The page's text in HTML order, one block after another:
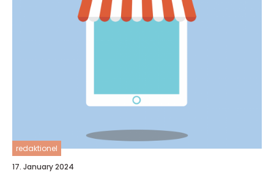
redaktionel
17. January 2024